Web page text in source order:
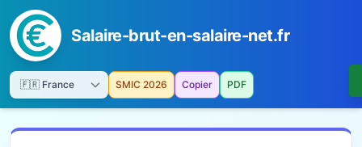
Salaire-brut-en-salaire-net.fr
SMIC 2026 Copier PDF